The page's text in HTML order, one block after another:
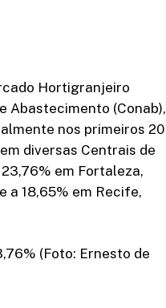
Hortigranjeiro
Abastecimento (Conab),
nos primeiros 20
diversas Centrais de
em Fortaleza,
a 18,65% em Recife,
(Foto: Ernesto de